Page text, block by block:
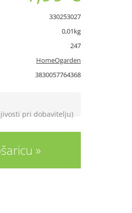
330253027
0,01kg
247
HomeOgarden
3830057764368
pri dobavitelju)